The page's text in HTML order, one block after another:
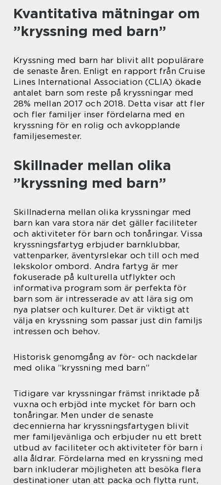
Kvantitativa mätningar om
”kryssning med barn”
Kryssning med barn har blivit allt populärare
de senaste åren. Enligt en rapport från Cruise
Lines International Association (CLIA) ökade
antalet barn som reste på kryssningar med
28% mellan 2017 och 2018. Detta visar att fler
och fler familjer inser fördelarna med en
kryssning för en rolig och avkopplande
familjesemester.
Skillnader mellan olika
”kryssning med barn”
Skillnaderna mellan olika kryssningar med
barn kan vara stora när det gäller faciliteter
och aktiviteter för barn och tonåringar. Vissa
kryssningsfartyg erbjuder barnklubbar,
vattenparker, äventyrslekar och till och med
lekskolor ombord. Andra fartyg är mer
fokuserade på kulturella utflykter och
informativa program som är perfekta för
barn som är intresserade av att lära sig om
nya platser och kulturer. Det är viktigt att
välja en kryssning som passar just din familjs
intressen och behov.
Historisk genomgång av för- och nackdelar
med olika ”kryssning med barn”
Tidigare var kryssningar främst inriktade på
vuxna och erbjöd inte mycket för barn och
tonåringar. Men under de senaste
decennierna har kryssningsfartygen blivit
mer familjevänliga och erbjuder nu ett brett
utbud av faciliteter och aktiviteter för barn i
alla åldrar. Fördelarna med en kryssning med
barn inkluderar möjligheten att besöka flera
destinationer utan att packa och flytta runt,